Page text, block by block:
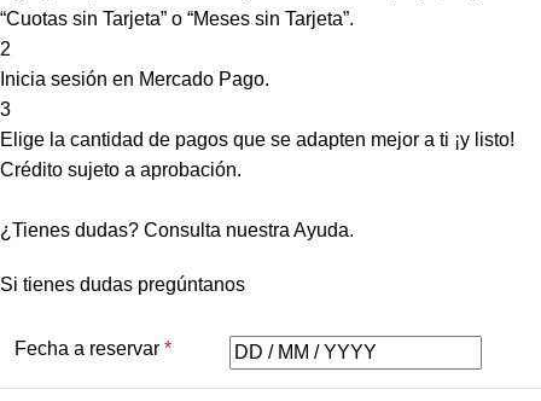
“Cuotas sin Tarjeta” o “Meses sin Tarjeta”.
2
Inicia sesión en Mercado Pago.
3
Elige la cantidad de pagos que se adapten mejor a ti ¡y listo!
Crédito sujeto a aprobación.
¿Tienes dudas? Consulta nuestra Ayuda.
Si tienes dudas pregúntanos
Fecha a reservar *